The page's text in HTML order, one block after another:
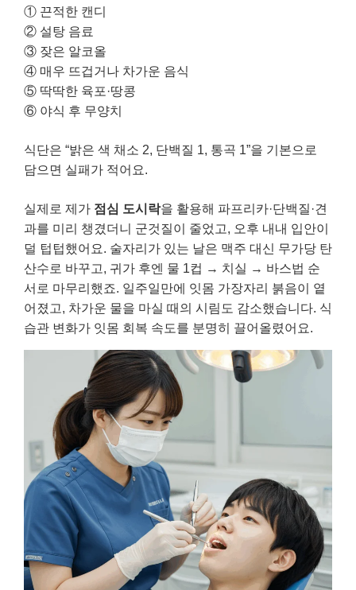
① 끈적한 캔디
② 설탕 음료
③ 잦은 알코올
④ 매우 뜨겁거나 차가운 음식
⑤ 딱딱한 육포·땅콩
⑥ 야식 후 무양치
식단은 “밝은 색 채소 2, 단백질 1, 통곡 1”을 기본으로
담으면 실패가 적어요.
실제로 제가 점심 도시락을 활용해 파프리카·단백질·견
과를 미리 챙겼더니 군것질이 줄었고, 오후 내내 입안이
덜 텁텁했어요. 술자리가 있는 날은 맥주 대신 무가당 탄
산수로 바꾸고, 귀가 후엔 물 1컵 → 치실 → 바스법 순
서로 마무리했죠. 일주일만에 잇몸 가장자리 붉음이 옅
어졌고, 차가운 물을 마실 때의 시림도 감소했습니다. 식
습관 변화가 잇몸 회복 속도를 분명히 끌어올렸어요.